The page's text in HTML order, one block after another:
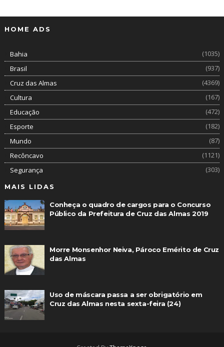
HOME ADS
Bahia
(1035)
Brasil
(937)
Cruz das Almas
(4369)
Cultura
(167)
Educação
(472)
Esporte
(182)
Mundo
(87)
Recôncavo
(1121)
Segurança
(303)
MAIS LIDAS
Conheça o quadro de cargos para o Concurso
Público da Prefeitura de Cruz das Almas 2019
Morre Monsenhor Neiva, Pároco Emérito de Cruz
das Almas
Uso de máscara passa a ser obrigatório em
Cruz das Almas nesta sexta-feira (24)